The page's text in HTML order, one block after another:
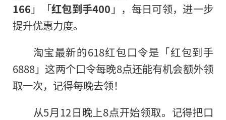
166 」「红包到手400 」，每日可领，进一步
提升优惠力度。
淘宝最新的618红包口令是「红包到手
6888」这两个口令每晚8点还能有机会额外领
取一次，记得每晚去领！
从5月12日晚上8点开始领取。记得把口